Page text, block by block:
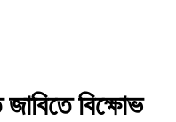
জাবিতে বিক্ষোভ